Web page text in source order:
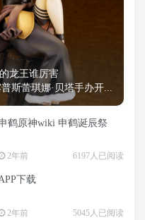
龙王谁厉害
普斯蕾琪娜·贝塔手办开...
鹤原神wiki 申鹤诞辰祭
2年前 6197人已阅读
下载
2年前 5045人已阅读
捆绑 萝莉
忍者 高木
高岭
龙王谁厉害